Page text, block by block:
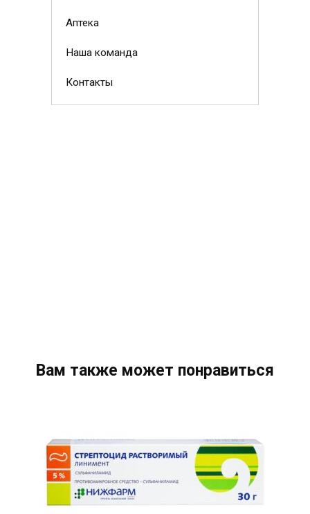
Аптека
Наша команда
Контакты
Вам также может понравиться